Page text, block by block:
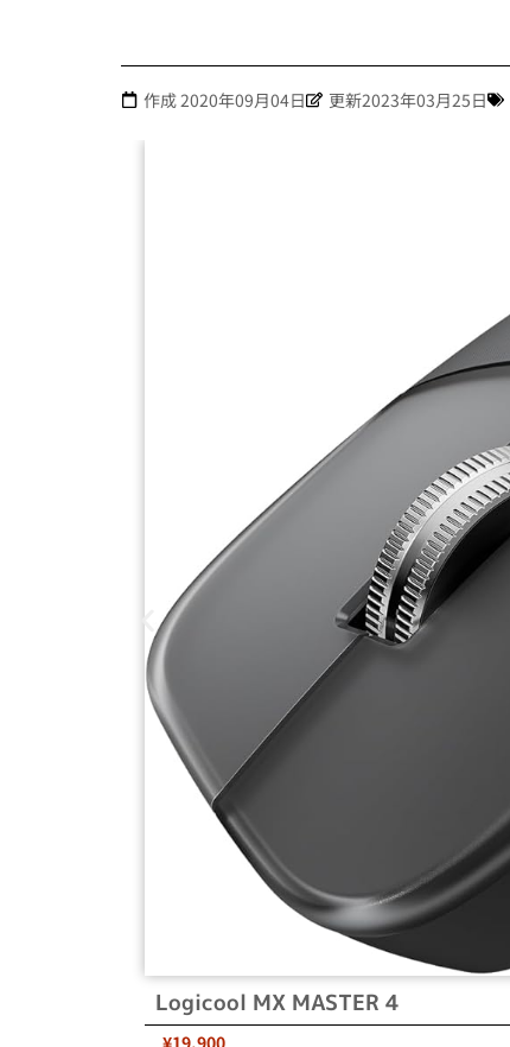
作成 2020年09月04日 更新2023年03月25日
Logicool MX MASTER 4
¥19,900